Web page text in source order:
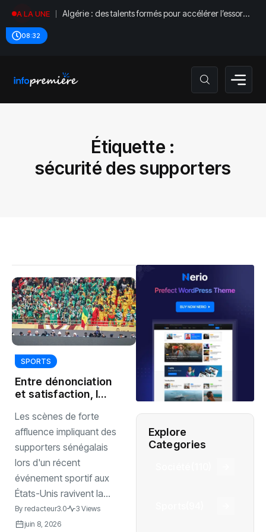
A LA UNE
Algérie : des talents formés pour accélérer l’essor
08:32
Étiquette :
sécurité des supporters
SPORTS
Entre dénonciation
et satisfaction, la
sénégalaise
interrogée
Les scènes de forte
affluence impliquant des
supporters sénégalais
lors d'un récent
événement sportif aux
États-Unis ravivent la...
By redacteur3.0
3 Views
juin 8, 2026
Explore
Categories